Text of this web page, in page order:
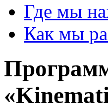
Где мы
Как мы